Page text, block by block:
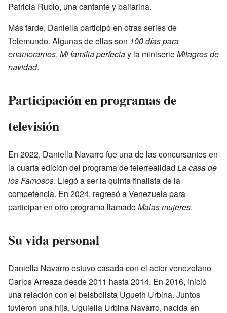
Patricia Rubio, una cantante y bailarina.
Más tarde, Daniella participó en otras series de
Telemundo. Algunas de ellas son 100 días para
enamorarnos, Mi familia perfectay la miniserieMilagros de
navidad.
Participación en programas de
televisión
En 2022, Daniella Navarro fue una de las concursantes en
la cuarta edición del programa de telerrealidad La casa de
los Famosos. Llegó a ser la quinta finalista de la
competencia. En 2024, regresó a Venezuela para
participar en otro programa llamadoMalas mujeres.
Su vida personal
Daniella Navarro estuvo casada con el actor venezolano
Carlos Arreaza desde 2011 hasta 2014. En 2016, inició
una relación con el beisbolista Ugueth Urbina. Juntos
tuvieron una hija, Uguiella Urbina Navarro, nacida en